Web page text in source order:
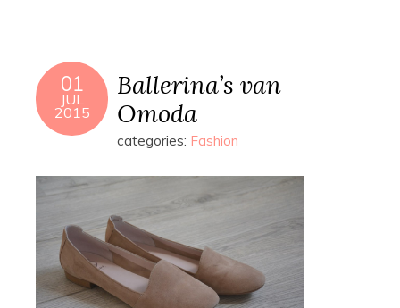
01
JUL
2015
Ballerina’s van
Omoda
categories: Fashion